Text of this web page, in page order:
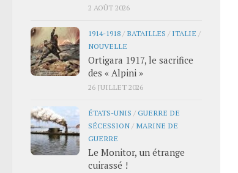
2 AOÛT 2026
1914-1918 / BATAILLES / ITALIE /
NOUVELLE
Ortigara 1917, le sacrifice
des « Alpini »
26 JUILLET 2026
ÉTATS-UNIS /GUERRE DE
SÉCESSION / MARINE DE
GUERRE
Le Monitor, un étrange
cuirassé !